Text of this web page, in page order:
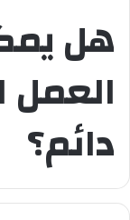
هل
دائم؟